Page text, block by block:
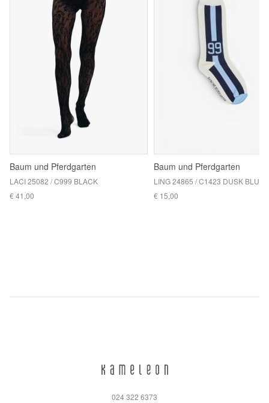
Baum und Pferdgarten
LACI 25082 / C999 BLACK
€ 41,00
Baum und Pferdgarten
LING 24865 / C1423 DUSK BLUE
€ 15,00
024 322 6373